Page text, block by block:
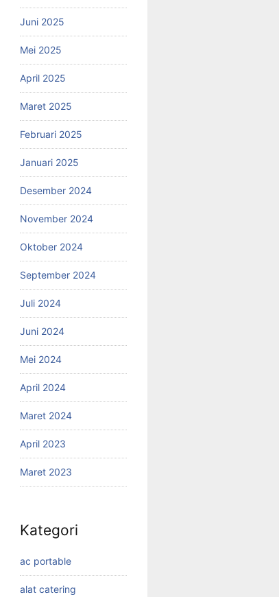
Juni 2025
Mei 2025
April 2025
Maret 2025
Februari 2025
Januari 2025
Desember 2024
November 2024
Oktober 2024
September 2024
Juli 2024
Juni 2024
Mei 2024
April 2024
Maret 2024
April 2023
Maret 2023
Kategori
ac portable
alat catering